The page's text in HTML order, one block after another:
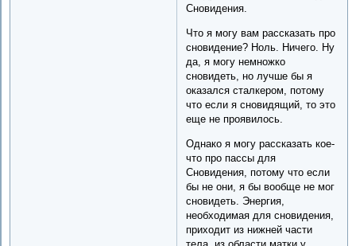
Сновидения.
Что я могу вам рассказать про
сновидение? Ноль. Ничего. Ну
да, я могу немножко
сновидеть, но лучше бы я
оказался сталкером, потому
что если я сновидящий, то это
еще не проявилось.
Однако я могу рассказать кое-
что про пассы для
Сновидения, потому что если
бы не они, я бы вообще не мог
сновидеть. Энергия,
необходимая для сновидения,
приходит из нижней части